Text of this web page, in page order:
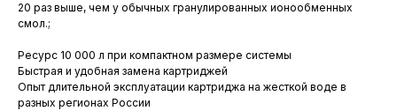
20 раз выше, чем у обычных гранулированных ионообменных
смол.;
Ресурс 10 000 л при компактном размере системы
Быстрая и удобная замена картриджей
Опыт длительной эксплуатации картриджа на жесткой воде в
разных регионах России